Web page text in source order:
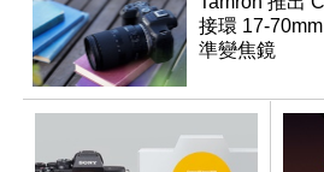
接環 17-
準變焦鏡